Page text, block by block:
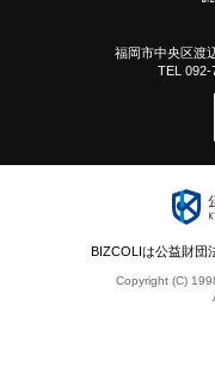
福岡市中央区渡
TEL 092-
BIZCOLIは公益財団
Copyright (C)